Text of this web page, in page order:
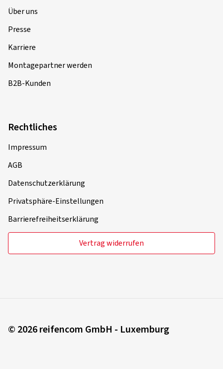
Über uns
Presse
Karriere
Montagepartner werden
B2B-Kunden
Rechtliches
Impressum
AGB
Datenschutzerklärung
Privatsphäre-Einstellungen
Barrierefreiheitserklärung
Vertrag widerrufen
© 2026 reifencom GmbH - Luxemburg